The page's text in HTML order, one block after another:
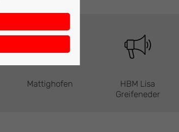
Mattighofen
HBM Lisa
Greifeneder